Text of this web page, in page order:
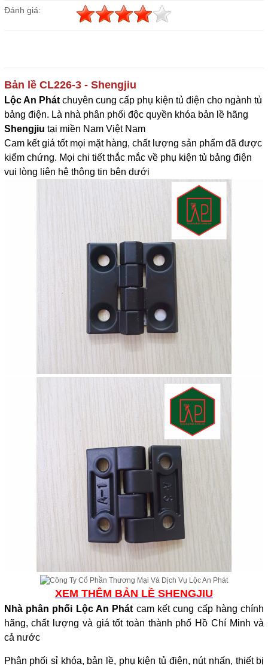
Đánh giá:
Bản lề CL226-3- Shengjiu
Lộc An Phátchuyên cung cấp phụ kiện tủ điện cho ngành tủ
bảng điện. Là nhà phân phối độc quyền khóa bản lề hãng
Shengjiu tại miền Nam Việt Nam
Cam kết giá tốt mọi mặt hàng, chất lượng sản phẩm đã được
kiểm chứng. Mọi chi tiết thắc mắc về phụ kiện tủ bảng điện
vui lòng liên hệ thông tin bên dưới
XEM THÊM BẢN LỀ SHENGJIU
Nhà phân phối Lộc An Phát cam kết cung cấp hàng chính
hãng, chất lượng và giá tốt toàn thành phố Hồ Chí Minh và
cả nước
Phân phối sỉ khóa, bản lề, phụ kiện tủ điện, nút nhấn, thiết bị